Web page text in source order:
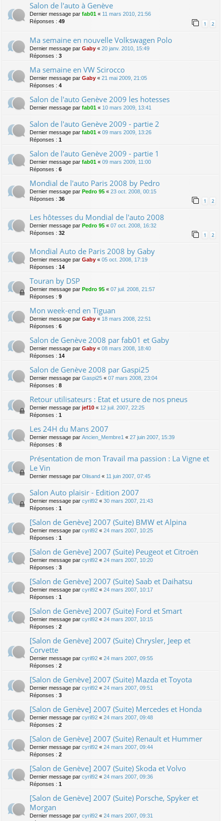
Salon de l'auto à Genève
Dernier message par fab01 « 11 mars 2010, 21:56
Réponses : 49 1 2
Ma semaine en nouvelle Volkswagen Polo
Dernier message par Gaby « 20 janv. 2010, 15:49
Réponses : 3
Ma semaine en VW Scirocco
Dernier message par Gaby « 21 mai 2009, 21:05
Réponses : 4
Salon de l'auto Genève 2009 les hotesses
Dernier message par fab01 « 10 mars 2009, 13:41
Salon de l'auto Genève 2009 - partie 2
Dernier message par fab01 « 09 mars 2009, 13:26
Réponses : 1
Salon de l'auto Genève 2009 - partie 1
Dernier message par fab01 « 09 mars 2009, 11:00
Réponses : 6
Mondial de l'auto Paris 2008 by Pedro
Dernier message par Pedro 95 « 23 oct. 2008, 00:15
Réponses : 36 1 2
Les hôtesses du Mondial de l'auto 2008
Dernier message par Pedro 95 « 07 oct. 2008, 16:32
Réponses : 32 1 2
Mondial Auto de Paris 2008 by Gaby
Dernier message par Gaby « 05 oct. 2008, 17:19
Réponses : 14
Touran by DSP
Dernier message par Pedro 95 « 07 juil. 2008, 21:57
Réponses : 9
Mon week-end en Tiguan
Dernier message par Gaby « 18 mars 2008, 22:51
Réponses : 6
Salon de Genève 2008 par fab01 et Gaby
Dernier message par Gaby « 08 mars 2008, 18:40
Réponses : 14
Salon de Genève 2008 par Gaspi25
Dernier message par Gaspi25 « 07 mars 2008, 23:04
Réponses : 8
Retour utilisateurs : Etat et usure de nos pneus
Dernier message par jef10 « 12 juil. 2007, 22:25
Réponses : 1
Les 24H du Mans 2007
Dernier message par Ancien_Membre1 « 27 juin 2007, 15:39
Réponses : 8
Présentation de mon Travail ma passion : La Vigne et
Le Vin
Dernier message par Olisand « 11 juin 2007, 07:45
Salon Auto plaisir - Edition 2007
Dernier message par cyril92 « 30 mars 2007, 21:43
Réponses : 1
[Salon de Genève] 2007 (Suite) BMW et Alpina
Dernier message par cyril92 « 24 mars 2007, 10:25
Réponses : 1
[Salon de Genève] 2007 (Suite) Peugeot et Citroën
Dernier message par cyril92 « 24 mars 2007, 10:20
Réponses : 3
[Salon de Genève] 2007 (Suite) Saab et Daihatsu
Dernier message par cyril92 « 24 mars 2007, 10:17
Réponses : 1
[Salon de Genève] 2007 (Suite) Ford et Smart
Dernier message par cyril92 « 24 mars 2007, 10:15
Réponses : 2
[Salon de Genève] 2007 (Suite) Chrysler, Jeep et
Corvette
Dernier message par cyril92 « 24 mars 2007, 09:55
Réponses : 2
[Salon de Genève] 2007 (Suite) Mazda et Toyota
Dernier message par cyril92 « 24 mars 2007, 09:51
Réponses : 3
[Salon de Genève] 2007 (Suite) Mercedes et Honda
Dernier message par cyril92 « 24 mars 2007, 09:48
Réponses : 2
[Salon de Genève] 2007 (Suite) Renault et Hummer
Dernier message par cyril92 « 24 mars 2007, 09:44
Réponses : 2
[Salon de Genève] 2007 (Suite) Skoda et Volvo
Dernier message par cyril92 « 24 mars 2007, 09:36
Réponses : 1
[Salon de Genève] 2007 (Suite) Porsche, Spyker et
Morgan
Dernier message par cyril92 « 24 mars 2007, 09:31